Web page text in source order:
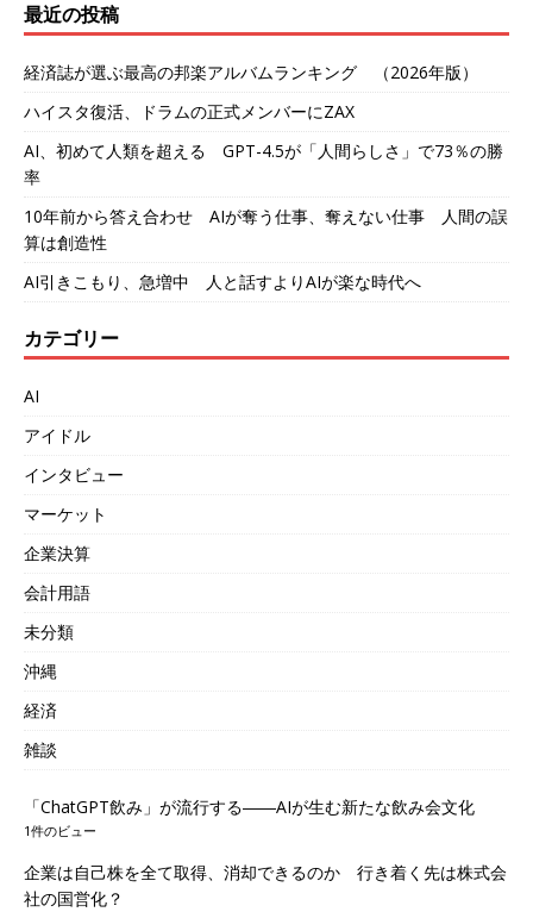
最近の投稿
経済誌が選ぶ最高の邦楽アルバムランキング （2026年版）
ハイスタ復活、ドラムの正式メンバーにZAX
AI、初めて人類を超える GPT-4.5が「人間らしさ」で73％の勝
率
10年前から答え合わせ AIが奪う仕事、奪えない仕事 人間の誤
算は創造性
AI引きこもり、急増中 人と話すよりAIが楽な時代へ
カテゴリー
AI
アイドル
インタビュー
マーケット
企業決算
会計用語
未分類
沖縄
経済
雑談
「ChatGPT飲み」が流行する――AIが生む新たな飲み会文化
1件のビュー
企業は自己株を全て取得、消却できるのか 行き着く先は株式会
社の国営化？